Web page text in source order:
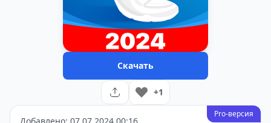
Скачать
+1
Pro-версия